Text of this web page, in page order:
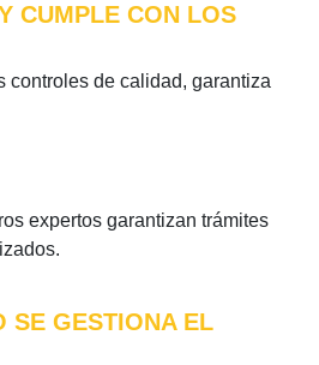
CUMPLE CON LOS
controles de calidad, garantiza
expertos garantizan trámites
SE GESTIONA EL